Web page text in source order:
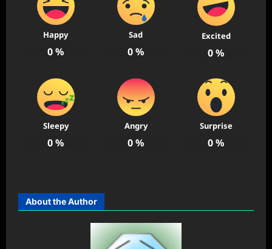
Happy
0%
Sad
0%
Excited
0%
Sleepy
0%
Angry
0%
Surprise
0%
About the Author